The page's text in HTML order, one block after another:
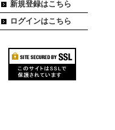
新規登録はこちら
ログインはこちら